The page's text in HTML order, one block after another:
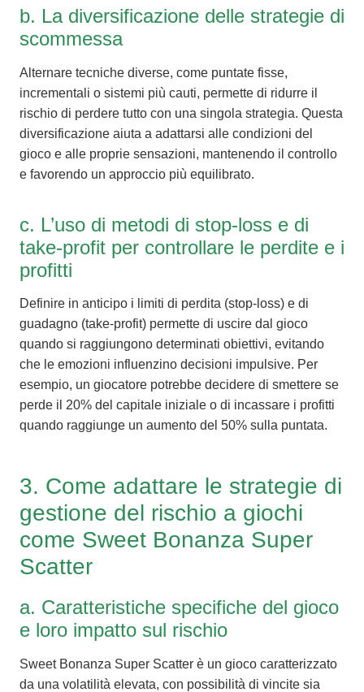
b. La diversificazione delle strategie di
scommessa
Alternare tecniche diverse, come puntate fisse,
incrementali o sistemi più cauti, permette di ridurre il
rischio di perdere tutto con una singola strategia. Questa
diversificazione aiuta a adattarsi alle condizioni del
gioco e alle proprie sensazioni, mantenendo il controllo
e favorendo un approccio più equilibrato.
c. L’uso di metodi di stop-loss e di
take-profit per controllare le perdite e i
profitti
Definire in anticipo i limiti di perdita (stop-loss) e di
guadagno (take-profit) permette di uscire dal gioco
quando si raggiungono determinati obiettivi, evitando
che le emozioni influenzino decisioni impulsive. Per
esempio, un giocatore potrebbe decidere di smettere se
perde il 20% del capitale iniziale o di incassare i profitti
quando raggiunge un aumento del 50% sulla puntata.
3. Come adattare le strategie di
gestione del rischio a giochi
come Sweet Bonanza Super
Scatter
a. Caratteristiche specifiche del gioco
e loro impatto sul rischio
Sweet Bonanza Super Scatter è un gioco caratterizzato
da una volatilità elevata, con possibilità di vincite sia